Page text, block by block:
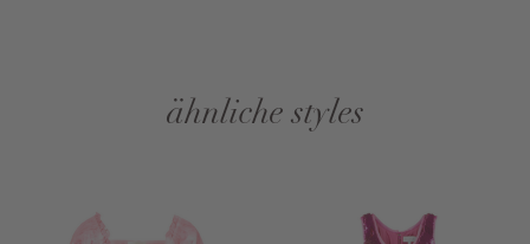
ähnliche styles